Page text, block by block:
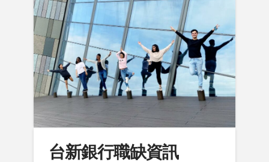
台新銀行職缺資訊